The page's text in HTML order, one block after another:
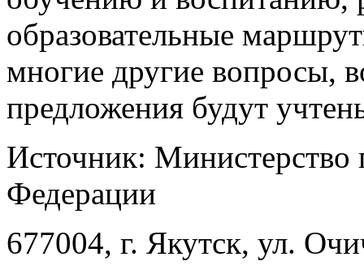
образовательные
многие другие вопросы,
предложения будут
Источник: Министерство
Федерации
677004, г. Якутск, ул.